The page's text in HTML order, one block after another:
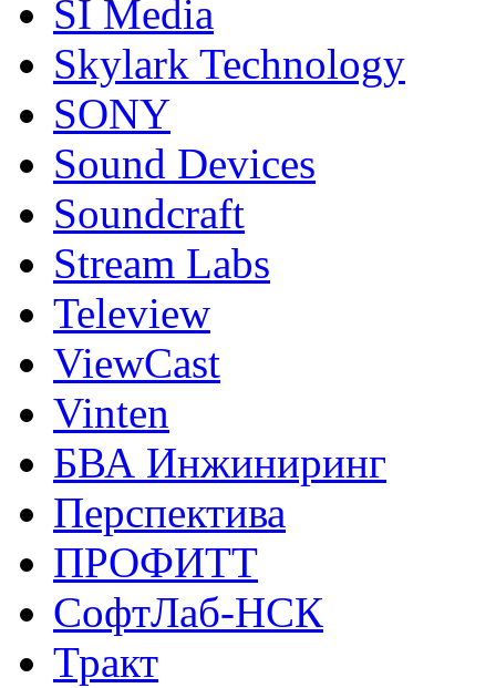
SI Media
Skylark Technology
SONY
Sound Devices
Soundcraft
Stream Labs
Teleview
ViewCast
Vinten
БВА Инжиниринг
Перспектива
ПРОФИТТ
СофтЛаб-НСК
Тракт